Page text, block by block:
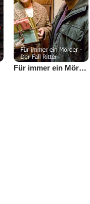
Für immer ein Mörder - Der Fall Ritter